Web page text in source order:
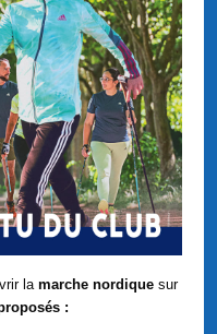
la marche nordique sur
: